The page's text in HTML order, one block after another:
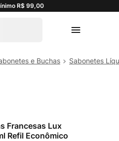
R$ 99,00
e Buchas Sabonetes
Francesas Lux
Refil Econômico